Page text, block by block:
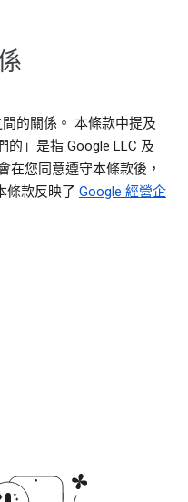
的關係。 本條款中提及
的」是指 Google LLC 及
在您同意遵守本條款後，
條款反映了 Google 經營企